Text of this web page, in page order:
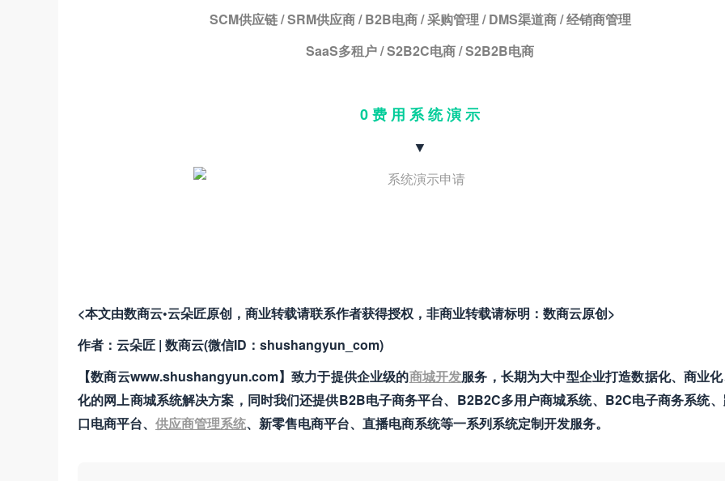
SCM供应链 / SRM供应商 / B2B电商 / 采购管理 / DMS渠道商 / 经销商管理
SaaS多租户 / S2B2C电商 / S2B2B电商
0 费 用 系 统 演 示
▼
<本文由数商云•云朵匠原创，商业转载请联系作者获得授权，非商业转载请标明：数商云原创>
作者：云朵匠 | 数商云(微信ID：shushangyun_com)
【数商云www.shushangyun.com】致力于提供企业级的商城开发服务，长期为大中型企业打造数据化、商业
化的网上商城系统解决方案，同时我们还提供B2B电子商务平台、B2B2C多用户商城系统、B2C电子商务系统
口电商平台、 供应商管理系统、新零售电商平台、直播电商系统等一系列系统定制开发服务。